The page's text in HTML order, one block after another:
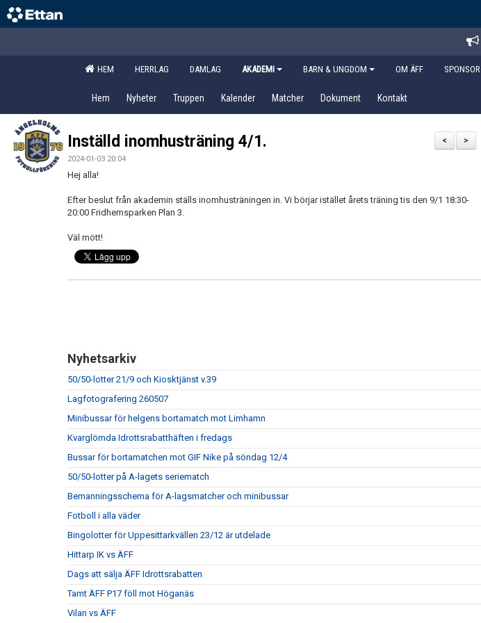
HEM HERRLAG DAMLAG AKADEMI BARN & UNGDOM OM ÄFF SPONSOR
Hem Nyheter Truppen Kalender Matcher Dokument Kontakt
>
<
Inställd inomhusträning 4/1.
2024-01-03 20:04
Hej alla!
Efter beslut från akademin ställs inomhusträningen in. Vi börjar istället årets träning tis den 9/1 18:30-
20:00 Fridhemsparken Plan 3.
Väl mött!
Nyhetsarkiv
50/50-lotter 21/9 och Kiosktjänst v.39
Lagfotografering 260507
Minibussar för helgens bortamatch mot Limhamn
Kvarglömda Idrottsrabatthäften i fredags
Bussar för bortamatchen mot GIF Nike på söndag 12/4
50/50-lotter på A-lagets seriematch
Bemanningsschema för A-lagsmatcher och minibussar
Fotboll i alla väder
Bingolotter för Uppesittarkvällen 23/12 är utdelade
Hittarp IK vs ÄFF
Dags att sälja ÄFF Idrottsrabatten
Tamt ÄFF P17 föll mot Höganäs
Vilan vs ÄFF